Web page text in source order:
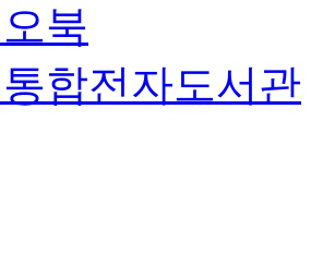
북
합전자도서관